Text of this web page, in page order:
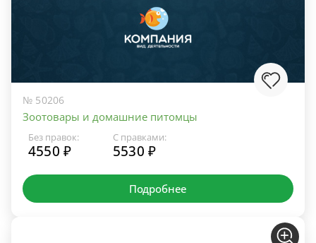
№ 50206
Зоотовары и домашние питомцы
Без правок:
4550 ₽
С правками:
5530 ₽
Подробнее